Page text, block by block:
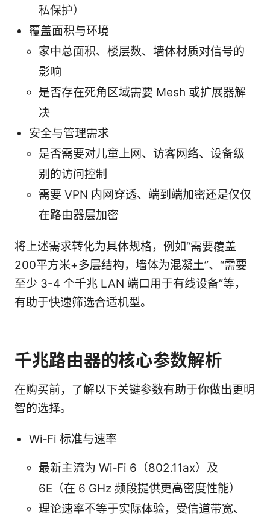
私保护）
覆盖面积与环境
家中总面积、楼层数、墙体材质对信号的
影响
是否存在死角区域需要 Mesh 或扩展器解
决
安全与管理需求
是否需要对儿童上网、访客网络、设备级
别的访问控制
需要 VPN 内网穿透、端到端加密还是仅仅
在路由器层加密
将上述需求转化为具体规格，例如“需要覆盖
200平方米+多层结构，墙体为混凝土”、“需要
至少 3-4 个千兆 LAN 端口用于有线设备”等，
有助于快速筛选合适机型。
千兆路由器的核心参数解析
在购买前，了解以下关键参数有助于你做出更明
智的选择。
Wi‑Fi 标准与速率
最新主流为 Wi‑Fi 6（802.11ax）及
6E（在 6 GHz 频段提供更高密度性能）
理论速率不等于实际体验，受信道带宽、